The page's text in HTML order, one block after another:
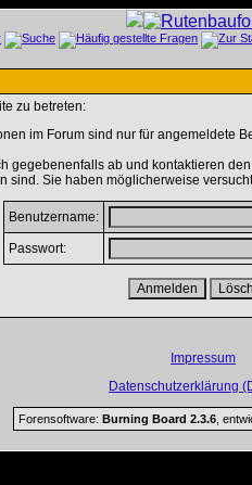
zu betreten:
im Forum sind nur für
gegebenenfalls ab und kontaktieren
sind. Sie haben möglicherweise
Benutzername:
Passwort:
Impressum
Datenschutzerklärung
Forensoftware: Burning Board 2.3.6,